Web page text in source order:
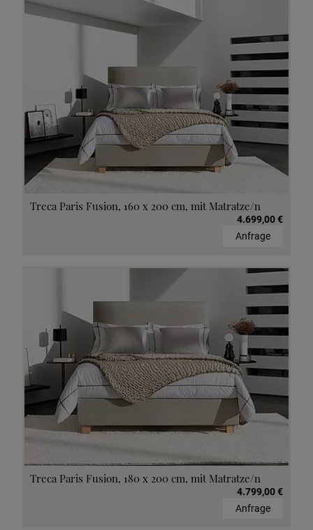
Treca Paris Fusion, 160 x 200 cm, mit Matratze/n
4.699,00 €
Anfrage
Treca Paris Fusion, 180 x 200 cm, mit Matratze/n
4.799,00 €
Anfrage